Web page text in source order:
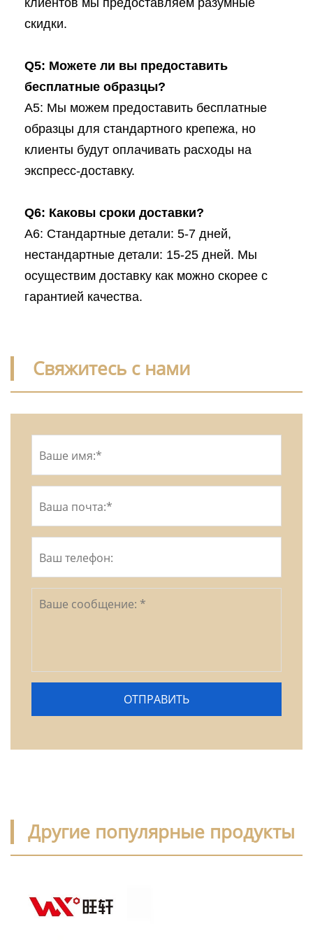
скидки.
Q5: Можете ли вы предоставить
бесплатные образцы?
A5: Мы можем предоставить бесплатные
образцы для стандартного крепежа, но
клиенты будут оплачивать расходы на
экспресс-доставку.
Q6: Каковы сроки доставки?
A6: Стандартные детали: 5-7 дней,
нестандартные детали: 15-25 дней. Мы
осуществим доставку как можно скорее с
гарантией качества.
Свяжитесь с нами
Другие популярные продукты